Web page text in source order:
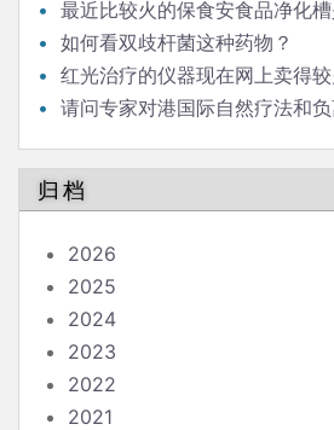
肾结石，倒立排石，是否有科学依
最近比较火的保食安食品净化
是以水的裂解杀菌，水触媒消毒。
据？
如何看双歧杆菌这种药物？
红光治疗的仪器现在网上卖得
原理科学吗？
请问专家对港国际自然疗法和
归档
2026
2025
2024
2023
2022
2021